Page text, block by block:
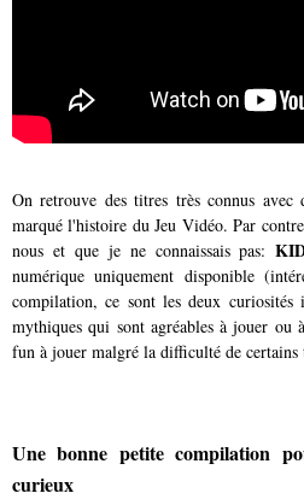
On retrouve des titres très connus avec
marqué l'histoire du Jeu Vidéo. Par
nous et que je ne connaissais pas:
numérique uniquement disponible
compilation, ce sont les deux curiosités
mythiques qui sont agréables à jouer ou
fun à jouer malgré la difficulté de certains
Une bonne petite compilation
curieux